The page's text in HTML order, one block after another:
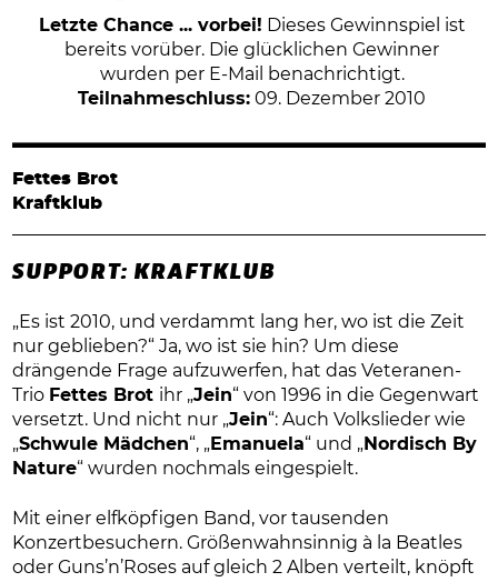
Letzte Chance ... vorbei! Dieses Gewinnspiel ist
bereits vorüber. Die glücklichen Gewinner
wurden per E-Mail benachrichtigt.
Teilnahmeschluss: 09. Dezember 2010
Fettes Brot
Kraftklub
SUPPORT: KRAFTKLUB
„Es ist 2010, und verdammt lang her, wo ist die Zeit
nur geblieben?“ Ja, wo ist sie hin? Um diese
drängende Frage aufzuwerfen, hat das Veteranen-
Trio Fettes Brot ihr „Jein“ von 1996 in die Gegenwart
versetzt. Und nicht nur „Jein“: Auch Volkslieder wie
„Schwule Mädchen“, „ Emanuela“ und „Nordisch By
Nature“ wurden nochmals eingespielt.
Mit einer elfköpfigen Band, vor tausenden
Konzertbesuchern. Größenwahnsinnig à la Beatles
oder Guns’n’Roses auf gleich 2 Alben verteilt, knöpft